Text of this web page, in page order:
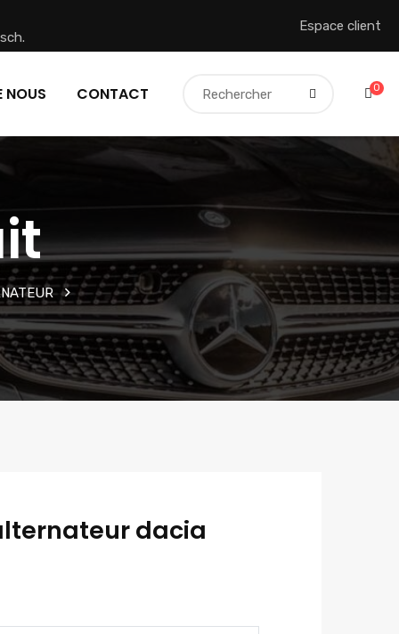
Espace client
NOUS CONTACT 0
dacia